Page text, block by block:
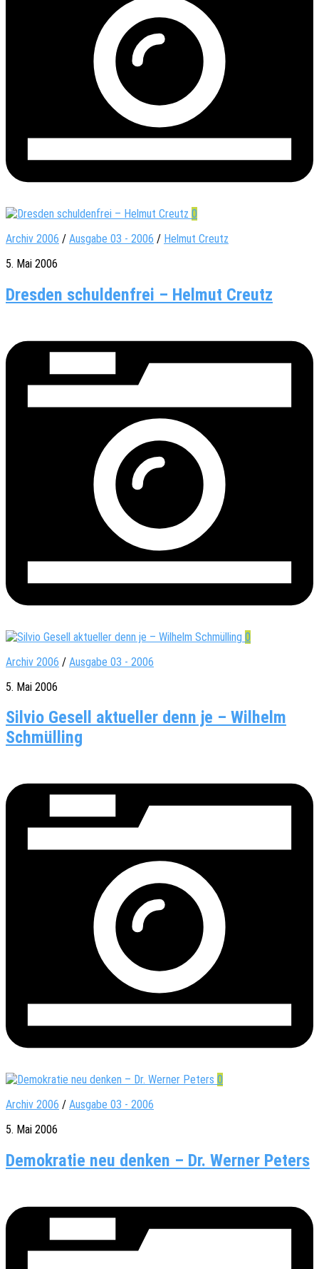
0
Archiv 2006 / Ausgabe 03 - 2006 / Helmut Creutz
5. Mai 2006
Dresden schuldenfrei – Helmut Creutz
0
Archiv 2006 / Ausgabe 03 - 2006
5. Mai 2006
Silvio Gesell aktueller denn je – Wilhelm
Schmülling
0
Archiv 2006 / Ausgabe 03 - 2006
5. Mai 2006
Demokratie neu denken – Dr. Werner Peters